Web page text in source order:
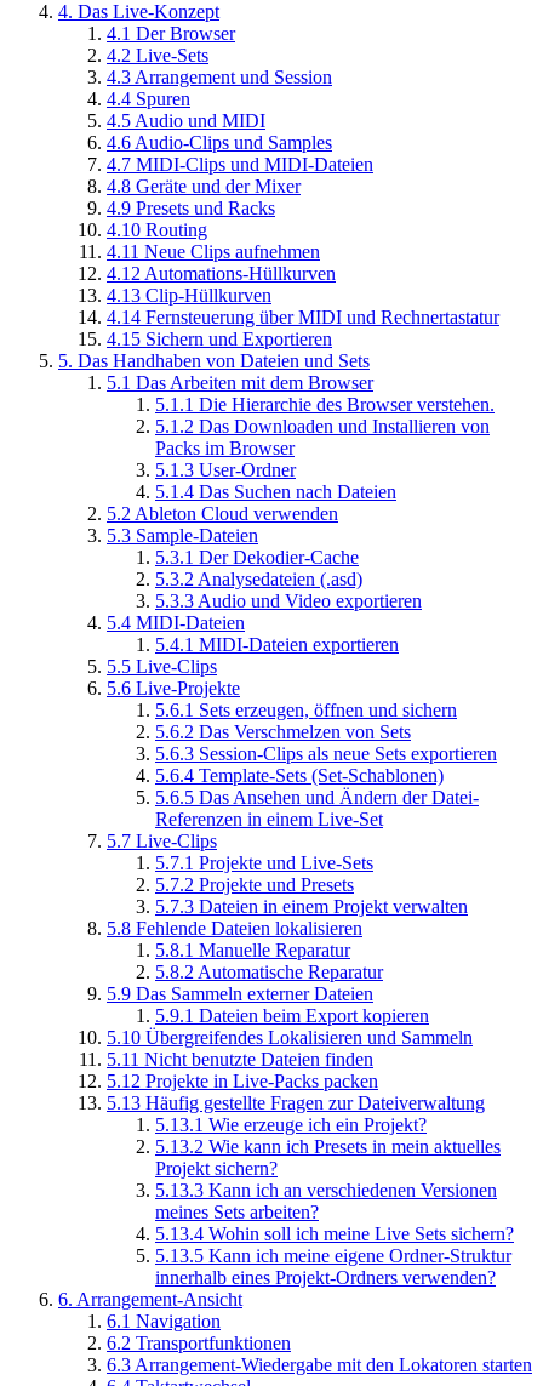
4. Das Live-Konzept
4.1 Der Browser
4.2 Live-Sets
4.3 Arrangement und Session
4.4 Spuren
4.5 Audio und MIDI
4.6 Audio-Clips und Samples
4.7 MIDI-Clips und MIDI-Dateien
4.8 Geräte und der Mixer
4.9 Presets und Racks
4.10 Routing
4.11 Neue Clips aufnehmen
4.12 Automations-Hüllkurven
4.13 Clip-Hüllkurven
4.14 Fernsteuerung über MIDI und Rechnertastatur
4.15 Sichern und Exportieren
5. Das Handhaben von Dateien und Sets
5.1 Das Arbeiten mit dem Browser
5.1.1 Die Hierarchie des Browser verstehen.
5.1.2 Das Downloaden und Installieren von
Packs im Browser
5.1.3 User-Ordner
5.1.4 Das Suchen nach Dateien
5.2 Ableton Cloud verwenden
5.3 Sample-Dateien
5.3.1 Der Dekodier-Cache
5.3.2 Analysedateien (.asd)
5.3.3 Audio und Video exportieren
5.4 MIDI-Dateien
5.4.1 MIDI-Dateien exportieren
5.5 Live-Clips
5.6 Live-Projekte
5.6.1 Sets erzeugen, öffnen und sichern
5.6.2 Das Verschmelzen von Sets
5.6.3 Session-Clips als neue Sets exportieren
5.6.4 Template-Sets (Set-Schablonen)
5.6.5 Das Ansehen und Ändern der Datei-
Referenzen in einem Live-Set
5.7 Live-Clips
5.7.1 Projekte und Live-Sets
5.7.2 Projekte und Presets
5.7.3 Dateien in einem Projekt verwalten
5.8 Fehlende Dateien lokalisieren
5.8.1 Manuelle Reparatur
5.8.2 Automatische Reparatur
5.9 Das Sammeln externer Dateien
5.9.1 Dateien beim Export kopieren
5.10 Übergreifendes Lokalisieren und Sammeln
5.11 Nicht benutzte Dateien finden
5.12 Projekte in Live-Packs packen
5.13 Häufig gestellte Fragen zur Dateiverwaltung
5.13.1 Wie erzeuge ich ein Projekt?
5.13.2 Wie kann ich Presets in mein aktuelles
Projekt sichern?
5.13.3 Kann ich an verschiedenen Versionen
meines Sets arbeiten?
5.13.4 Wohin soll ich meine Live Sets sichern?
5.13.5 Kann ich meine eigene Ordner-Struktur
innerhalb eines Projekt-Ordners verwenden?
6. Arrangement-Ansicht
6.1 Navigation
6.2 Transportfunktionen
6.3 Arrangement-Wiedergabe mit den Lokatoren starten